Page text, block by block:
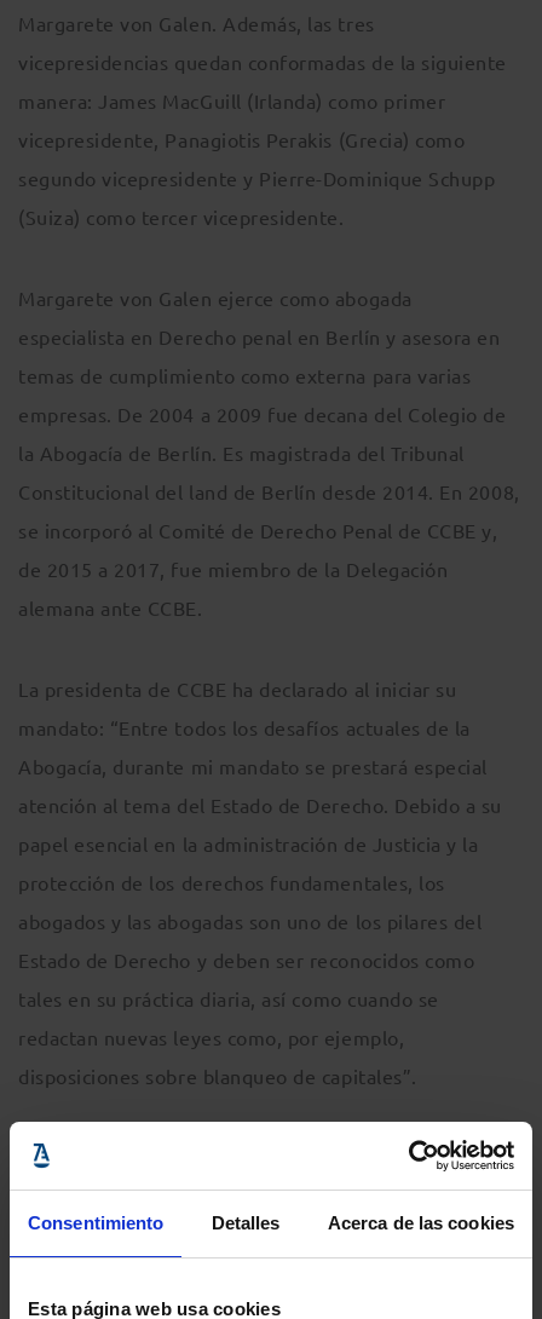
Consentimiento Detalles Acerca de las cookies
Esta página web usa cookies
Margarete von Galen. Además, las tres
vicepresidencias quedan conformadas de la siguiente
manera: James MacGuill (Irlanda) como primer
vicepresidente, Panagiotis Perakis (Grecia) como
segundo vicepresidente y Pierre-Dominique Schupp
(Suiza) como tercer vicepresidente.
Margarete von Galen ejerce como abogada
especialista en Derecho penal en Berlín y asesora en
temas de cumplimiento como externa para varias
empresas. De 2004 a 2009 fue decana del Colegio de
la Abogacía de Berlín. Es magistrada del Tribunal
Constitucional del land de Berlín desde 2014. En 2008,
se incorporó al Comité de Derecho Penal de CCBE y,
de 2015 a 2017, fue miembro de la Delegación
alemana ante CCBE.
La presidenta de CCBE ha declarado al iniciar su
mandato: “Entre todos los desafíos actuales de la
Abogacía, durante mi mandato se prestará especial
atención al tema del Estado de Derecho. Debido a su
papel esencial en la administración de Justicia y la
protección de los derechos fundamentales, los
abogados y las abogadas son uno de los pilares del
Estado de Derecho y deben ser reconocidos como
tales en su práctica diaria, así como cuando se
redactan nuevas leyes como, por ejemplo,
disposiciones sobre blanqueo de capitales”.
Puede acceder a la entrevista de la nueva Presidenta
de CCBE, en donde detalla sus prioridades, a través
del siguienteenlace